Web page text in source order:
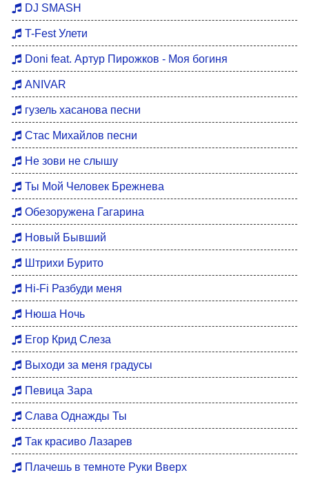
Хиты 80
Восточные хиты
Мотивация для тренировок
DFM Remix
DJ SMASH
T-Fest Улети
Doni feat. Артур Пирожков - Моя богиня
ANIVAR
гузель хасанова песни
Стас Михайлов песни
Не зови не слышу
Ты Мой Человек Брежнева
Обезоружена Гагарина
Новый Бывший
Штрихи Бурито
Hi-Fi Разбуди меня
Нюша Ночь
Егор Крид Слеза
Выходи за меня градусы
Певица Зара
Слава Однажды Ты
Так красиво Лазарев
Плачешь в темноте Руки Вверх